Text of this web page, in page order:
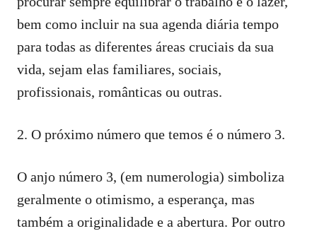
bem como incluir na sua agenda diária tempo
para todas as diferentes áreas cruciais da sua
vida, sejam elas familiares, sociais,
profissionais, românticas ou outras.
2. O próximo número que temos é o número 3.
O anjo número 3, (em numerologia) simboliza
geralmente o otimismo, a esperança, mas
também a originalidade e a abertura. Por outro